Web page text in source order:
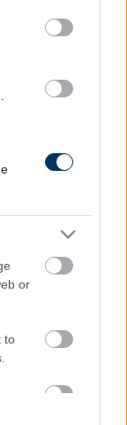
or
to
az
a feljutás az
vetett véget a
is három
vezetőedzőről,
csak egyet
szezon